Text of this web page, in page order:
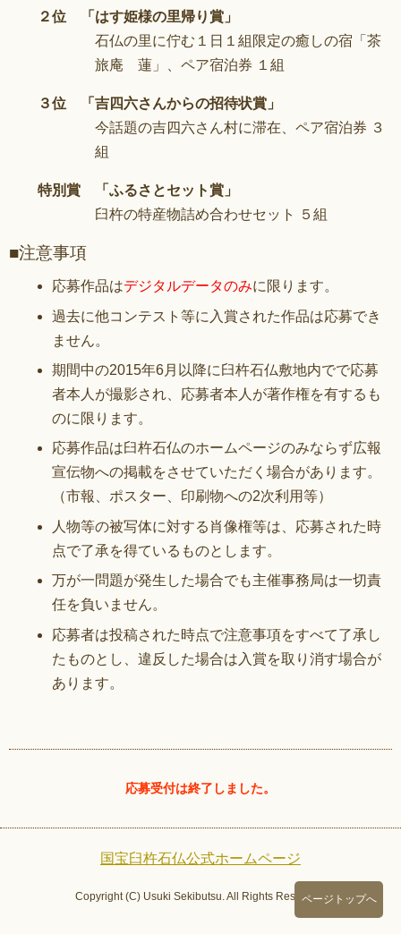
２位 「はす姫様の里帰り賞」
石仏の里に佇む１日１組限定の癒しの宿「茶
旅庵 蓮」、ペア宿泊券 １組
３位 「吉四六さんからの招待状賞」
今話題の吉四六さん村に滞在、ペア宿泊券 ３
組
特別賞 「ふるさとセット賞」
臼杵の特産物詰め合わせセット ５組
■注意事項
応募作品はデジタルデータのみに限ります。
過去に他コンテスト等に入賞された作品は応募でき
ません。
期間中の2015年6月以降に臼杵石仏敷地内でで応募
者本人が撮影され、応募者本人が著作権を有するも
のに限ります。
応募作品は臼杵石仏のホームページのみならず広報
宣伝物への掲載をさせていただく場合があります。
（市報、ポスター、印刷物への2次利用等）
人物等の被写体に対する肖像権等は、応募された時
点で了承を得ているものとします。
万が一問題が発生した場合でも主催事務局は一切責
任を負いません。
応募者は投稿された時点で注意事項をすべて了承し
たものとし、違反した場合は入賞を取り消す場合が
あります。
応募受付は終了しました。
国宝臼杵石仏公式ホームページ
Copyright (C) Usuki Sekibutsu. All Rights Reserved.ページトップへ